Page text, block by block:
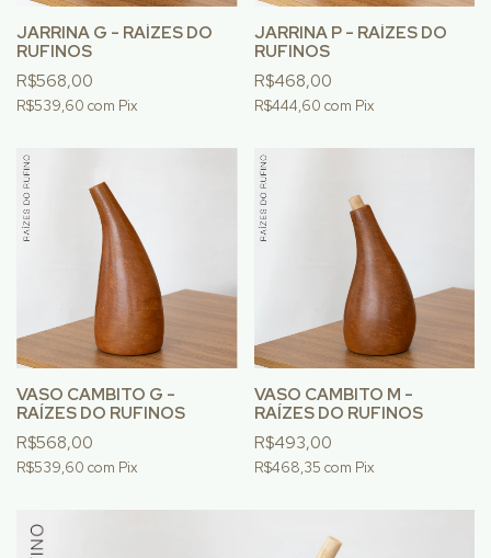
JARRINA G - RAÍZES DO
RUFINOS
R$568,00
R$539,60 com Pix
JARRINA P - RAÍZES DO
RUFINOS
R$468,00
R$444,60 com Pix
VASO CAMBITO G -
RAÍZES DO RUFINOS
R$568,00
R$539,60 com Pix
VASO CAMBITO M -
RAÍZES DO RUFINOS
R$493,00
R$468,35 com Pix